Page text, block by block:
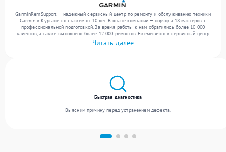
GarminRemSupport — надежный сервисный центр по ремонту и обслуживанию техники
Garmin в Кургане со стажем от 10 лет. В штате компании — порядка 18 мастеров с
профессиональной подготовкой. За время работы к нам обратились более 10 000
клиентов, а также выполнено более 12 000 ремонтов. Ежемесячно в сервисный центр
поступает более 300 обращений, включая , , . Мы беремся за задачи любой сложности
и предлагаем стабильный уровень сервиса благодаря квалификации мастеров.
Читать далее
Быстрая диагностика
Выясним причину перед устранением дефекта.